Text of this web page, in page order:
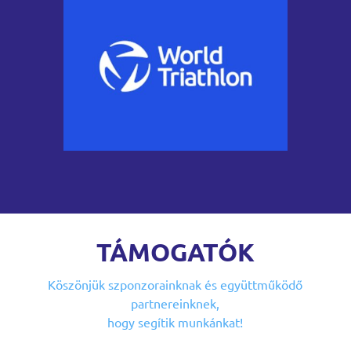
TÁMOGATÓK
Köszönjük szponzorainknakés együttműködő
partnereinknek,
hogy segítik munkánkat!